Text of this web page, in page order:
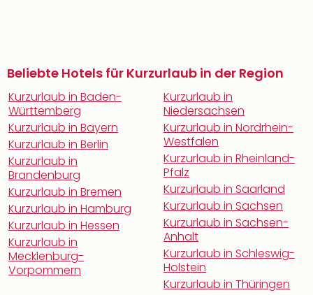
Beliebte Hotels für Kurzurlaub in der Region
Kurzurlaub in Baden-
Württemberg
Kurzurlaub in Bayern
Kurzurlaub in Berlin
Kurzurlaub in
Brandenburg
Kurzurlaub in Bremen
Kurzurlaub in Hamburg
Kurzurlaub in Hessen
Kurzurlaub in
Mecklenburg-
Vorpommern
Kurzurlaub in
Niedersachsen
Kurzurlaub in Nordrhein-
Westfalen
Kurzurlaub in Rheinland-
Pfalz
Kurzurlaub in Saarland
Kurzurlaub in Sachsen
Kurzurlaub in Sachsen-
Anhalt
Kurzurlaub in Schleswig-
Holstein
Kurzurlaub in Thüringen